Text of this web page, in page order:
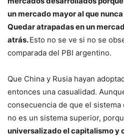
un mercado mayor al que
Quedar atrapadas en un
atrás.Esto no se ve si no se
comparada del PBI argentino.
Que China y Rusia hayan
entonces una casualidad.
consecuencia de que el sistema
no es un sistema superior,
universalizado el capitalismo y